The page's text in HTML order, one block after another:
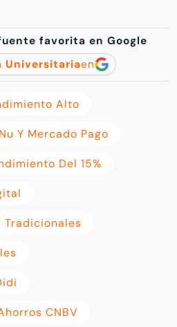
favorita en Google
Universitariaen
Alto
Y Mercado Pago
Del 15%
Tradicionales
CNBV